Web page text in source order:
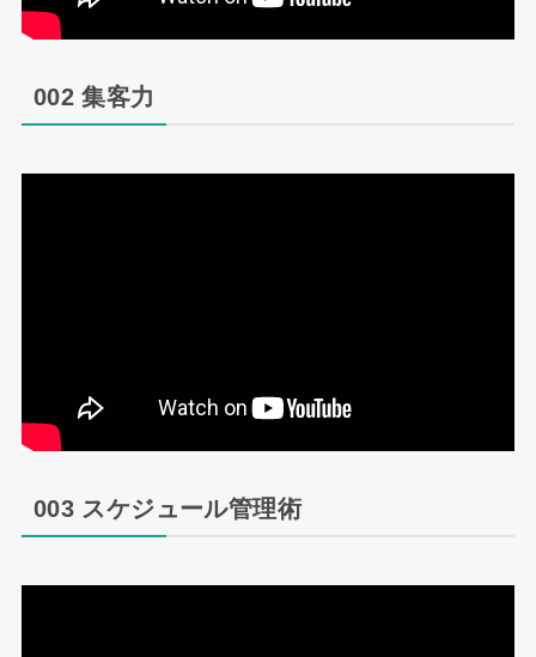
002 集客力
003 スケジュール管理術